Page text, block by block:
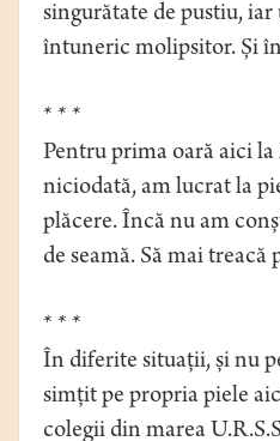
singurătate de pustiu,
întuneric molipsitor. Și
* * *
Pentru prima oară aici la
niciodată, am lucrat la
plăcere. Încă nu am
de seamă. Să mai treacă
* * *
În diferite situații, și nu
simțit pe propria piele
colegii din marea